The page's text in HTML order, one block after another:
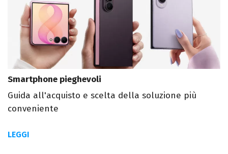
Smartphone pieghevoli
Guida all'acquisto e scelta della soluzione più
conveniente
LEGGI